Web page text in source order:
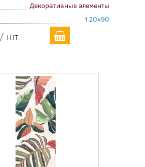
Декоративные элементы
120x90
/ шт.